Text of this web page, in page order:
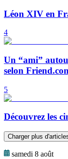
Léon XIV en
4
Un “ami”
selon
5
Découvrez les
Charger plus
samedi 8 août